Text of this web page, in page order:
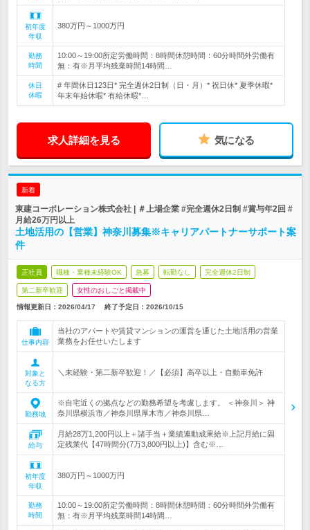
初年度
年収
380万円～1000万円
勤務
時間
10:00～19:00所定労働時間：8時間休憩時間：60分時間外労働有
無：有※月平均残業時間14時間…
休日
休暇
# 年間休日123日* 完全週休2日制（日・月）* 祝日休* 夏季休暇*
年末年始休暇* 有給休暇*…
求人詳細を見る 気になる
新着
東建コーポレーション株式会社 | ＃上場企業 #完全週休2日制 #賞与年2回 #
月給26万円以上
土地活用の【営業】神奈川募集※キャリアパートナーサポート案
件
正社員 職種・業種未経験OK 急募 転勤なし 完全週休2日制
第二新卒歓迎 女性のおしごと掲載中
情報更新日：2026/04/17 終了予定日： 2026/10/15
仕事内容
当社のアパートや賃貸マンションの運営を通じた土地活用の営業
業務をお任せいたします
対象と
なる方
＼未経験・第二新卒歓迎！／【必須】高卒以上・自動車免許
勤務地
※自宅近くの拠点などの勤務希望を考慮します。 ＜神奈川＞ 神
奈川県横浜市／神奈川県厚木市／神奈川県…
給与
月給28万1,200円以上＋諸手当＋業績連動成果給※上記月給に固
定残業代【47時間分(7万3,800円以上)】含む※…
初年度
年収
380万円～1000万円
勤務
時間
10:00～19:00所定労働時間：8時間休憩時間：60分時間外労働有
無：有※月平均残業時間14時間…